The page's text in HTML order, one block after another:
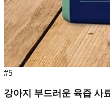
#5
강아지 부드러운 육즙 사